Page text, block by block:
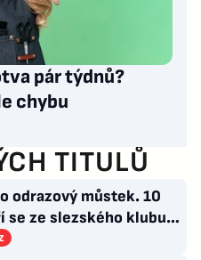
pár týdnů?
chybu
TITULŮ
odrazový můstek. 10
se ze slezského klubu
angažmá